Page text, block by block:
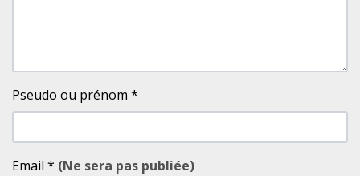
Pseudo ou prénom *
Email * (Ne sera pas publiée)